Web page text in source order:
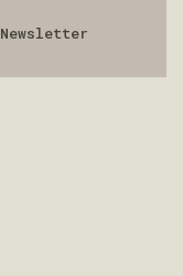
Newsletter